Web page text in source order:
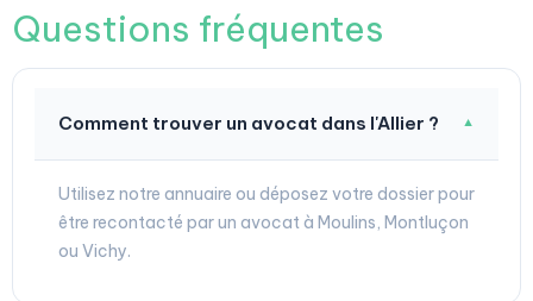
Questions fréquentes
Comment trouver un avocat dans l'Allier ? ▼
Utilisez notre annuaire ou déposez votre dossier pour
être recontacté par un avocat à Moulins, Montluçon
ou Vichy.